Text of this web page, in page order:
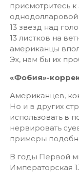
присмотритесь
13 звезд над
13 листков на
американцы
Эх, нам бы их
«Фобия»-
Американцев,
Но и в других
использовать в
нервировать
примеры
В годы Первой
Императорская